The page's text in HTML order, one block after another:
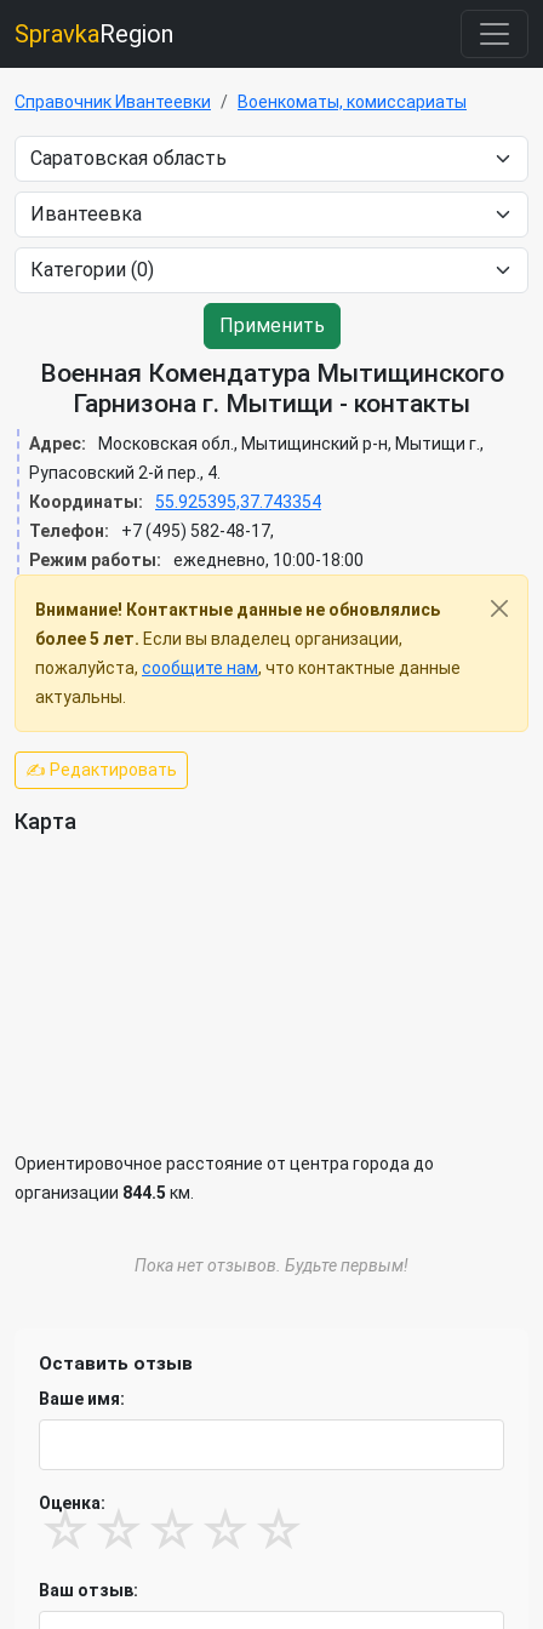
SpravkaRegion
Справочник Ивантеевки Военкоматы, комиссариаты
Применить
Военная Комендатура Мытищинского
Гарнизона г. Мытищи - контакты
Адрес:
Московская обл., Мытищинский р-н, Мытищи г.,
Рупасовский 2-й пер., 4.
Координаты:
55.925395,37.743354
Телефон:
+7 (495) 582-48-17,
Режим работы:
ежедневно, 10:00-18:00
Внимание! Контактные данные не обновлялись
более 5 лет. Если вы владелец организации,
пожалуйста, сообщите нам, что контактные данные
актуальны.
✍ Редактировать
Карта
Ориентировочное расстояние от центра города до
организации 844.5 км.
Пока нет отзывов. Будьте первым!
Оставить отзыв
Ваше имя:
Оценка:
☆ ☆ ☆ ☆ ☆
Ваш отзыв: